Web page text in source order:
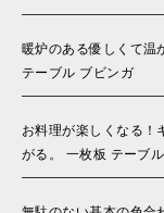
暖炉のある優しくて温
テーブル ブビンガ
お料理が楽しくなる！
がる。 一枚板 テーブ